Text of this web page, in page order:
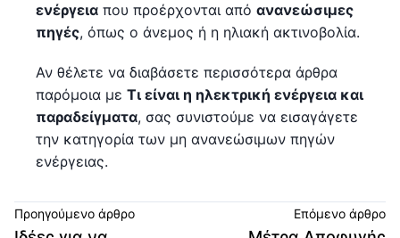
ενέργεια που προέρχονται από ανανεώσιμες
πηγές, όπως ο άνεμος ή η ηλιακή ακτινοβολία.
Αν θέλετε να διαβάσετε περισσότερα άρθρα
παρόμοια με Τι είναι η ηλεκτρική ενέργεια και
παραδείγματα, σας συνιστούμε να εισαγάγετε
την κατηγορία των μη ανανεώσιμων πηγών
ενέργειας.
Προηγούμενο άρθρο Επόμενο άρθρο